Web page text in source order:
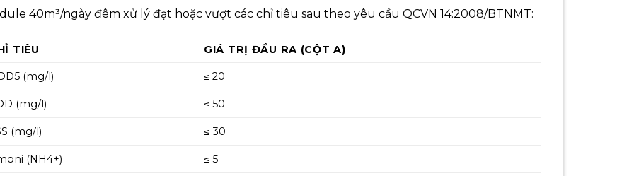
40m³/ngày đêm xử lý đạt hoặc vượt các chỉ tiêu sau theo yêu cầu QCVN 14:2008/BTNMT:
TIÊU GIÁ TRỊ ĐẦU RA (CỘT A)
(mg/l) ≤ 20
(mg/l) ≤ 50
(mg/l) ≤ 30
(NH4+) ≤ 5